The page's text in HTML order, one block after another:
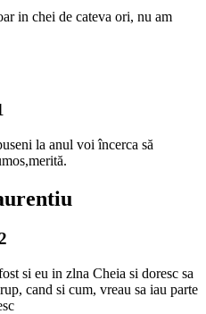
in chei de cateva ori, nu am
la anul voi încerca să
si eu in zlna Cheia si doresc sa
cand si cum, vreau sa iau parte